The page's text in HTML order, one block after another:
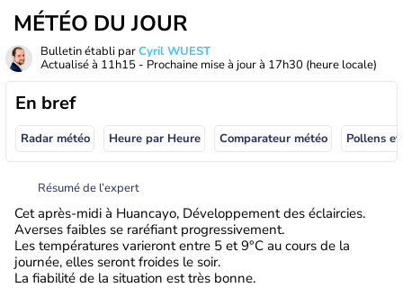
MÉTÉO DU JOUR
Bulletin établi parCyril WUEST
Actualisé à 11h15 - Prochaine mise à jour à 17h30 (heure locale)
En bref
Radar météo Heure par Heure Comparateur météo Pollens
Résumé de l’expert
Cet après-midi à Huancayo, Développement des éclaircies.
Averses faibles se raréfiant progressivement.
Les températures varieront entre 5 et 9°C au cours de la
journée, elles seront froides le soir.
La fiabilité de la situation est très bonne.